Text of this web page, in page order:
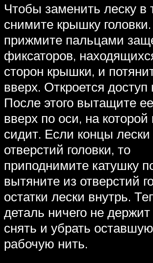
Чтобы заменить леску в
снимите крышку
прижмите пальцами
фиксаторов,
сторон крышки, и
вверх. Откроется доступ
После этого вытащите
вверх по оси, на которой
сидит. Если концы лески
отверстий головки, то
приподнимите катушку
вытяните из отверстий
остатки лески внутрь.
деталь ничего не держит
снять и убрать
рабочую нить.